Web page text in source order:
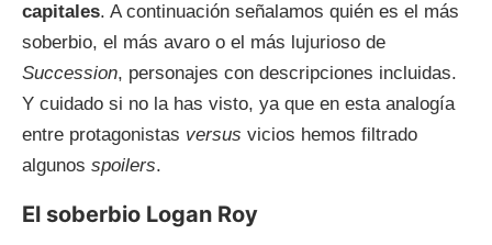
capitales. A continuación señalamos quién es el más
soberbio, el más avaro o el más lujurioso de
Succession, personajes con descripciones incluidas.
Y cuidado si no la has visto, ya que en esta analogía
entre protagonistas versus vicios hemos filtrado
algunos spoilers.
El soberbio Logan Roy